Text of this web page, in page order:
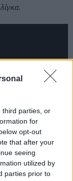
third parties, or
for
opt-out
that after your
seeing
utilized by
parties prior to
τους αφήσεις
σε κερδίσουν.